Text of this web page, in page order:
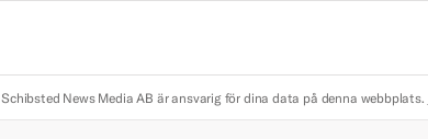
Schibsted News Media AB är ansvarig för dina data på denna webbplats.